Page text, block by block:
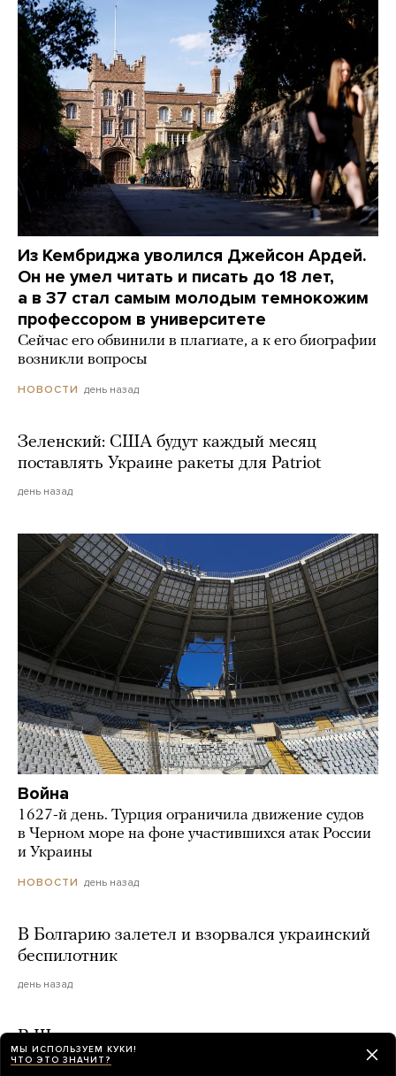
Из Кембриджа уволился Джейсон Ардей.
Он не умел читать и писать до 18 лет,
а в 37 стал самым молодым темнокожим
профессором в университете
Сейчас его обвинили в плагиате, а к его биографии
возникли вопросы
НОВОСТИ день назад
Зеленский: США будут каждый месяц
поставлять Украине ракеты для Patriot
день назад
Война
1627-й день. Турция ограничила движение судов
в Черном море на фоне участившихся атак России
и Украины
НОВОСТИ день назад
В Болгарию залетел и взорвался украинский
беспилотник
день назад
В Шереметьево две пассажирки, опоздавшие
на рейс, попытались догнать самолет
МЫ ИСПОЛЬЗУЕМ КУКИ!
ЧТО ЭТО ЗНАЧИТ?